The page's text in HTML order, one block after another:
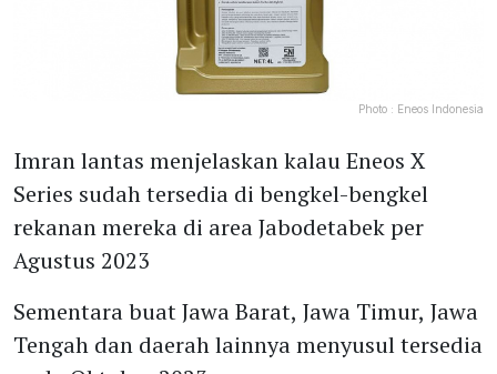
Photo : Eneos Indonesia
Imran lantas menjelaskan kalau Eneos X
Series sudah tersedia di bengkel-bengkel
rekanan mereka di area Jabodetabek per
Agustus 2023
Sementara buat Jawa Barat, Jawa Timur, Jawa
Tengah dan daerah lainnya menyusul tersedia